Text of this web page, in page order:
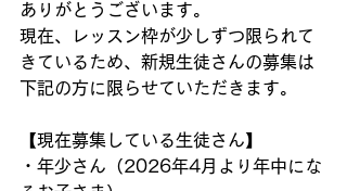
ありがとうございます。
現在、レッスン枠が少しずつ限られて
きているため、新規生徒さんの募集は
下記の方に限らせていただきます。
【現在募集している生徒さん】
・年少さん（2026年4月より年中にな